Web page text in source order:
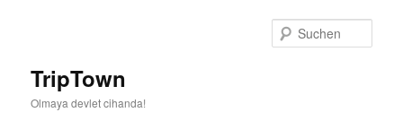
TripTown
Olmaya devlet cihanda!